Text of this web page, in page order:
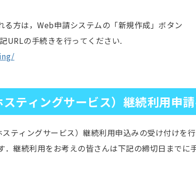
方は，Web申請システムの「新規作成」ボタン
URLの手続きを行ってください.
ティングサービス）継続利用申
ティングサービス）継続利用申込みの受け付けを
継続利用をお考えの皆さんは下記の締切日までに